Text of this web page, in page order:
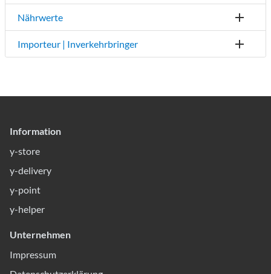
Nährwerte
Importeur | Inverkehrbringer
Information
y-store
y-delivery
y-point
y-helper
Unternehmen
Impressum